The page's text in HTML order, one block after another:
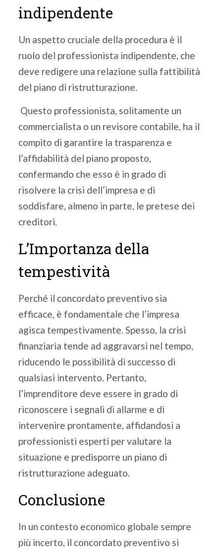
indipendente
Un aspetto cruciale della procedura è il
ruolo del professionista indipendente, che
deve redigere una relazione sulla fattibilità
del piano di ristrutturazione.
Questo professionista, solitamente un
commercialista o un revisore contabile, ha il
compito di garantire la trasparenza e
l’affidabilità del piano proposto,
confermando che esso è in grado di
risolvere la crisi dell’impresa e di
soddisfare, almeno in parte, le pretese dei
creditori.
L’Importanza della
tempestività
Perché il concordato preventivo sia
efficace, è fondamentale che l’impresa
agisca tempestivamente. Spesso, la crisi
finanziaria tende ad aggravarsi nel tempo,
riducendo le possibilità di successo di
qualsiasi intervento. Pertanto,
l’imprenditore deve essere in grado di
riconoscere i segnali di allarme e di
intervenire prontamente, affidandosi a
professionisti esperti per valutare la
situazione e predisporre un piano di
ristrutturazione adeguato.
Conclusione
In un contesto economico globale sempre
più incerto, il concordato preventivo si